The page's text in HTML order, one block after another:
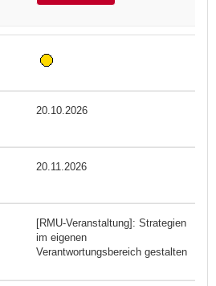
20.10.2026
20.11.2026
[RMU-Veranstaltung]: Strategien
im eigenen
Verantwortungsbereich gestalten